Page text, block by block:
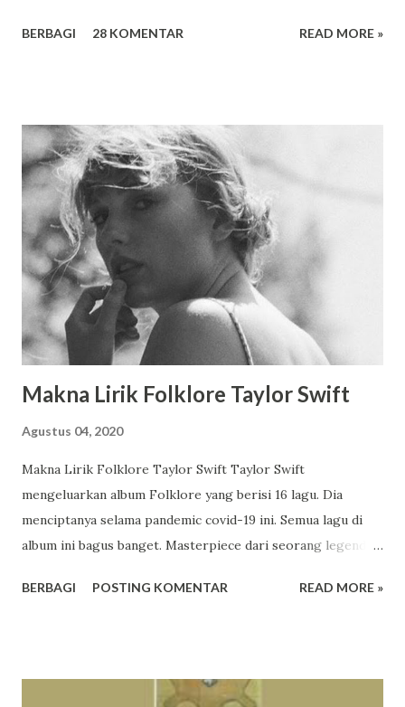
lifestyle -enjoy life There's no compromise. Even one
I still can feel that door on my face & cheek right now. I
almost dead Just before metro comes, Ning ask me to take
her pict. As usual, she isn't satisfied. She want me to take
another shoot. Then I have not enough time to reach the
metro. Ning puts me in trouble many times.But I'm trained
to be managed by scorpio's flaws,so I survive Walking with
spoiled girl is actually not my preference.There're some
occasions where I have opportunity to hang out ...
BERBAGI 28 KOMENTAR READ MORE »
Makna Lirik Folklore Taylor Swift
Agustus 04, 2020
Makna Lirik Folklore Taylor Swift Taylor Swift
mengeluarkan album Folklore yang berisi 16 lagu. Dia
menciptanya selama pandemic covid-19 ini. Semua lagu di
album ini bagus banget. Masterpiece dari seorang legenda.
Menulis adalah cara Taylor Swift melarikan diri ke dalam
cardigan the last great american dynasty exile my tears
BERBAGI POSTING KOMENTAR READ MORE »